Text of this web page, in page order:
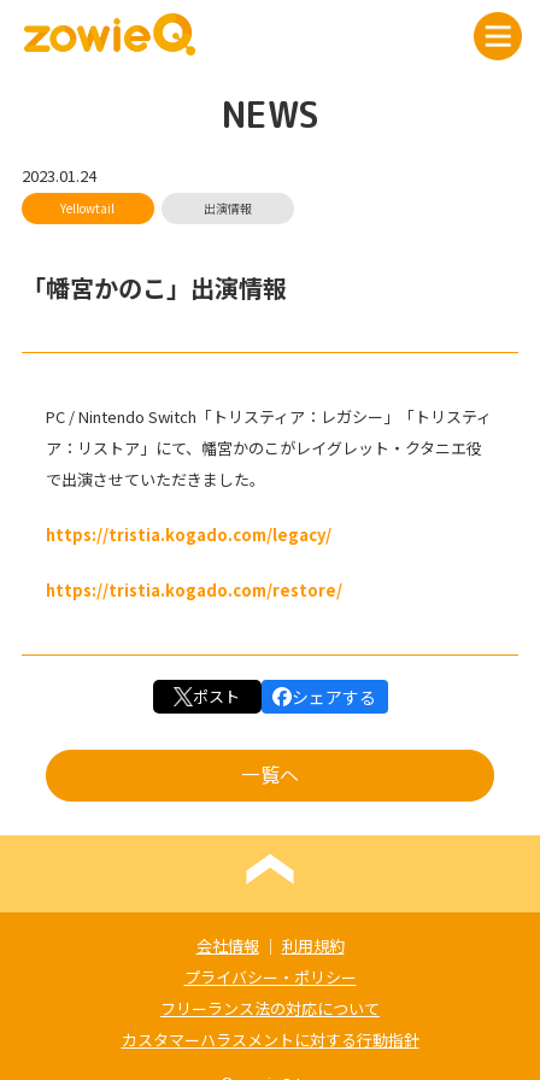
NEWS
2023.01.24
「幡宮かのこ」出演情報
PC / Nintendo Switch「トリスティア：レガシー」「トリスティ
ア：リストア」にて、幡宮かのこがレイグレット・クタニエ役
で出演させていただきました。
https://tristia.kogado.com/legacy/
https://tristia.kogado.com/restore/
ポスト シェアする
一覧へ
会社情報｜ 利用規約
プライバシー・ポリシー
フリーランス法の対応について
カスタマーハラスメントに対する行動指針